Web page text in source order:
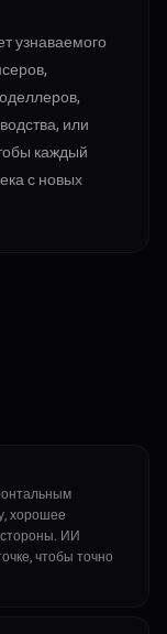
узнаваемого
или
каждый
с новых
хорошее
ИИ
чтобы точно